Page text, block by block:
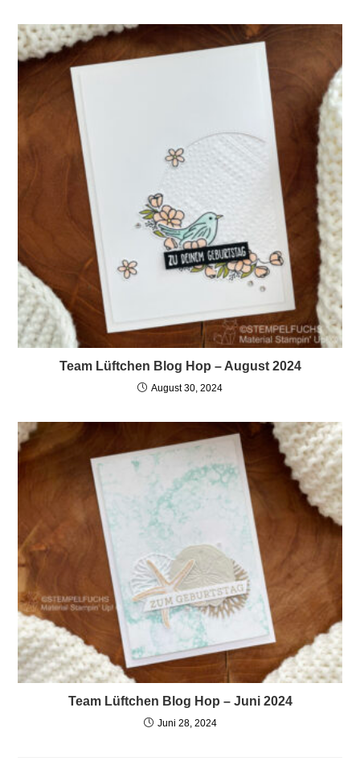
Team Lüftchen Blog Hop – August 2024
August 30, 2024
Team Lüftchen Blog Hop – Juni 2024
Juni 28, 2024